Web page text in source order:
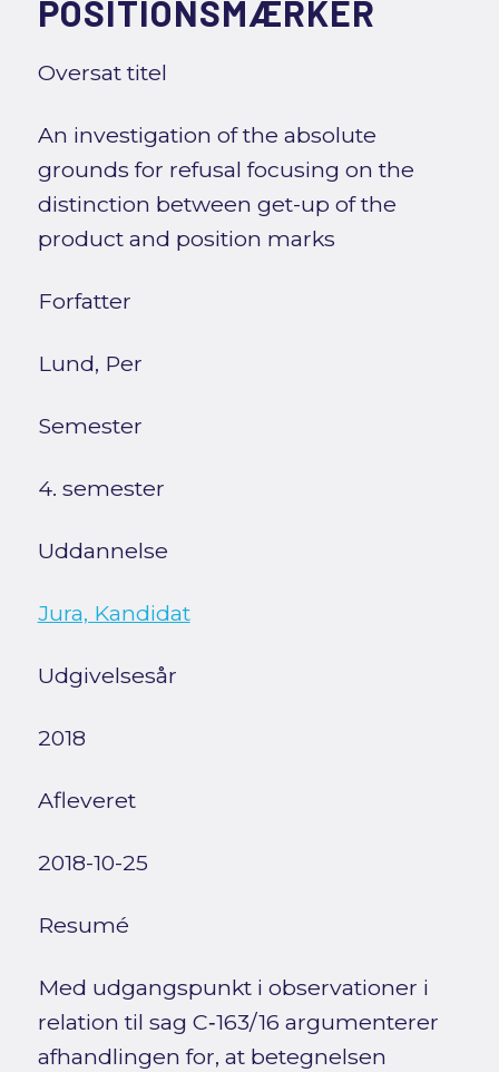
POSITIONSMÆRKER
Oversat titel
An investigation of the absolute
grounds for refusal focusing on the
distinction between get-up of the
product and position marks
Forfatter
Lund, Per
Semester
4. semester
Uddannelse
Jura, Kandidat
Udgivelsesår
2018
Afleveret
2018-10-25
Resumé
Med udgangspunkt i observationer i
relation til sag C‑163/16 argumenterer
afhandlingen for, at betegnelsen